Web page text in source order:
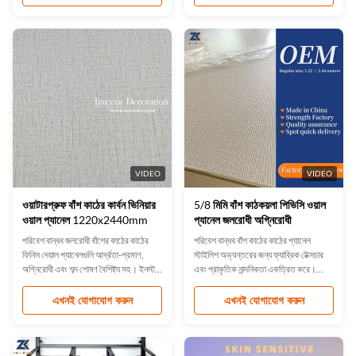
এবং বাড়ির জন্য আদর্শ। কাস্টম আকার এবং রঙ
ইনস্টলেশন এবং পরিবেশ-বান্ধব ডিজাইন।
পরিবেশ-বান্ধব, ফর্মালডিহাইড-মুক্ত, সহজ
VIDEO
ওয়াটারপ্রুফ বাঁশ কাঠের কার্বন ভিনিয়ার
ওয়াল প্যানেল 1220x2440mm
পরিবেশ বান্ধব জলরোধী বাঁশের কাঠের কাঠের
ফিনিস দেয়াল প্যানেলগুলি আর্দ্রতা-প্রমাণ,
অগ্নিরোধী এবং শব্দ শোষণ বৈশিষ্ট্য সহ। ইনস্টল
করা সহজ, কাস্টমাইজযোগ্য রঙ এবং ঘর,
অফিস,এবং বাণিজ্যিক স্থান. আইএসও-
প্রত্যয়িত গুণমান সহ OEM বিকল্প উপলব্ধ।
এখনই যোগাযোগ করুন
VIDEO
5/8 মিমি বাঁশ কাঠকয়লা পিভিসি ওয়াল
প্যানেল জলরোধী অগ্নিরোধী
পরিবেশ বান্ধব বাঁশ কাঠের কাঠের প্যানেল
স্টাইলিশ অভ্যন্তরের জন্য ফ্যাব্রিক টেক্সচার
এবং প্রাকৃতিক নান্দনিকতা একত্রিত করে।
জলরোধী, অগ্নিরোধী, আর্দ্রতা-প্রমাণ, এবং শব্দ
শোষণ। ISO9001
প্রত্যয়িত,কাস্টমাইজযোগ্য আকার, সহজ
টেকসই এবং টেকসই.
এখনই যোগাযোগ করুন